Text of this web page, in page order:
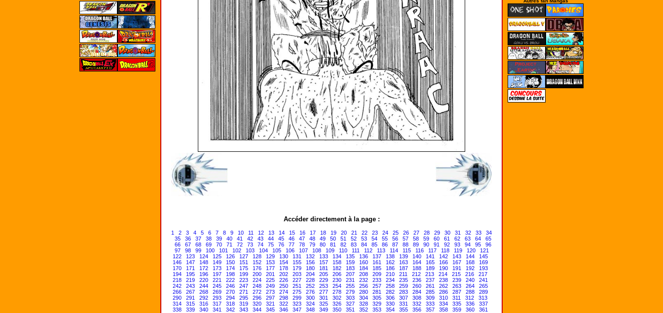
Accéder directement à la page :
1 2 3 4 5 6 7 8 9 10 11 12 13 14 15 16 17 18 19 20 21 22 23 24 25 26 27 28 29 30 31 32 33
34
35
36 37 38 39 40 41 42 43 44 45 46 47 48 49 50 51 52 53 54 55 56 57 58 59 60 61 62 63 64
65
66
67 68 69 70 71 72 73 74 75 76 77 78 79 80 81 82 83 84 85 86 87 88 89 90 91 92 93 94 95
96
97
98 99 100 101 102 103 104 105 106 107 108 109 110 111 112 113 114 115 116 117 118 119 120
121
122
123 124 125 126 127 128 129 130 131 132 133 134 135 136 137 138 139 140 141 142 143 144
145
146
147 148 149 150 151 152 153 154 155 156 157 158 159 160 161 162 163 164 165 166 167 168
169
170
171 172 173 174 175 176 177 178 179 180 181 182 183 184 185 186 187 188 189 190 191 192
193
194
195 196 197 198 199 200 201 202 203 204 205 206 207 208 209 210 211 212 213 214 215 216
217
218
219 220 221 222 223 224 225 226 227 228 229 230 231 232 233 234 235 236 237 238 239 240
241
242
243 244 245 246 247 248 249 250 251 252 253 254 255 256 257 258 259 260 261 262 263 264
265
266
267 268 269 270 271 272 273 274 275 276 277 278 279 280 281 282 283 284 285 286 287 288
289
290
291 292 293 294 295 296 297 298 299 300 301 302 303 304 305 306 307 308 309 310 311 312
313
314
315 316 317 318 319 320 321 322 323 324 325 326 327 328 329 330 331 332 333 334 335 336
337
338
339 340 341 342 343 344 345 346 347 348 349 350 351 352 353 354 355 356 357 358 359 360
361